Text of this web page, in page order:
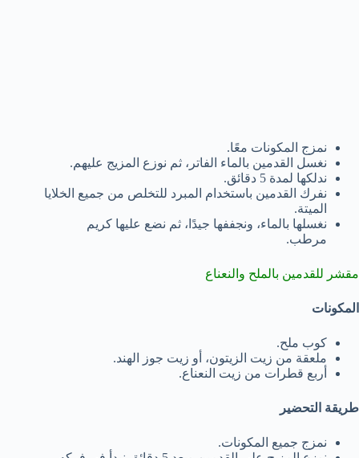
نمزج المكونات معًا.
نغسل القدمين بالماء الفاتر، ثم نوزع المزيج عليهم.
ندلكها لمدة 5 دقائق.
نفرك القدمين باستخدام المبرد للتخلص من جميع الخلايا
الميتة.
نغسلها بالماء، ونجففها جيدًا، ثم نضع عليها كريم
مرطب.
مقشر للقدمين بالملح والنعناع
المكونات
كوب ملح.
ملعقة من زيت الزيتون، أو زيت جوز الهند.
أربع قطرات من زيت النعناع.
طريقة التحضير
نمزج جميع المكونات.